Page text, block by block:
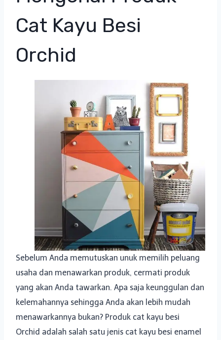
Cat Kayu Besi
Orchid
Sebelum Anda memutuskan unuk memilih peluang
usaha dan menawarkan produk, cermati produk
yang akan Anda tawarkan. Apa saja keunggulan dan
kelemahannya sehingga Anda akan lebih mudah
menawarkannya bukan? Produk cat kayu besi
Orchid adalah salah satu jenis cat kayu besi enamel